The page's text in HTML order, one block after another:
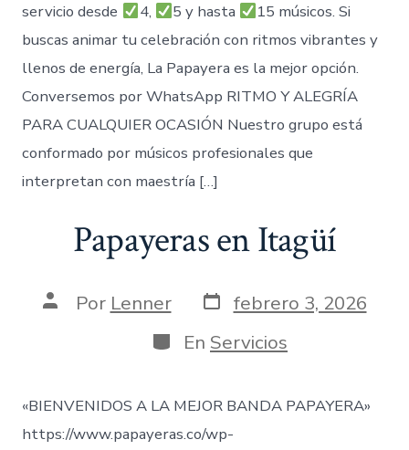
servicio desde
4, 5 y hasta
15 músicos. Si
buscas animar tu celebración con ritmos vibrantes y
llenos de energía, La Papayera es la mejor opción.
Conversemos por WhatsApp RITMO Y ALEGRÍA
PARA CUALQUIER OCASIÓN Nuestro grupo está
conformado por músicos profesionales que
interpretan con maestría […]
Papayeras en Itagüí
AutorPor Lenner Fecha
de
publicación
febrero 3, 2026
Categorías
En Servicios
«BIENVENIDOS A LA MEJOR BANDA PAPAYERA»
https://www.papayeras.co/wp-